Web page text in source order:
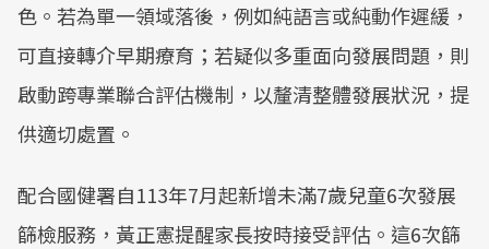
色。若為單一領域落後，例如純語言或純動作遲緩，
可直接轉介早期療育；若疑似多重面向發展問題，則
啟動跨專業聯合評估機制，以釐清整體發展狀況，提
供適切處置。
配合國健署自113年7月起新增未滿7歲兒童6次發展
篩檢服務，黃正憲提醒家長按時接受評估。這6次篩